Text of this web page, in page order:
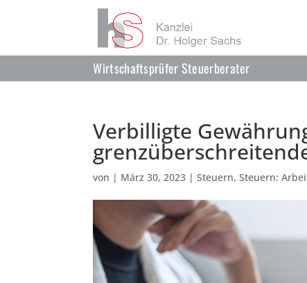
Wirtschaftsprüfer Steuerberater
Verbilligte
von | März 30, 2023 |Steuern,Steuern: